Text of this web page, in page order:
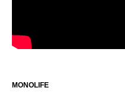
MONOLIFE